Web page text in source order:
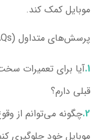
موبایل کمک کند.
پرسش‌های متداول (FAQs)
آیا برای تعمیرات
قبلی دارم؟
چگونه می‌توانم از
موبایل خود جلوگیری